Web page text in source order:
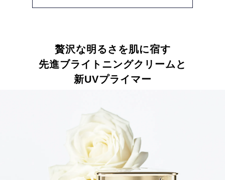
贅沢な明るさを肌に宿す
先進ブライトニングクリームと
新UVプライマー